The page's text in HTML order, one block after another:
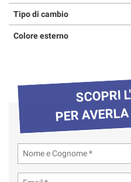
Tipo di cambio
Colore esterno
SCOPRI
PER